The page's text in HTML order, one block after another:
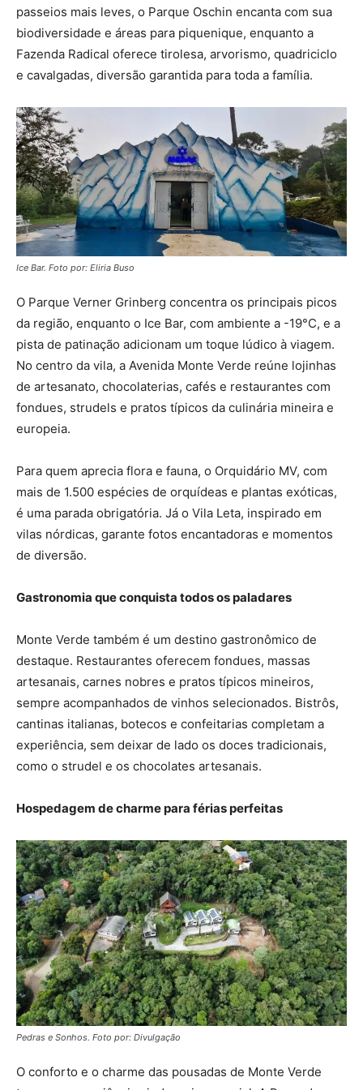
passeios mais leves, o Parque Oschin encanta com sua
biodiversidade e áreas para piquenique, enquanto a
Fazenda Radical oferece tirolesa, arvorismo, quadriciclo
e cavalgadas, diversão garantida para toda a família.
Ice Bar. Foto por: Eliria Buso
O Parque Verner Grinberg concentra os principais picos
da região, enquanto o Ice Bar, com ambiente a -19°C, e a
pista de patinação adicionam um toque lúdico à viagem.
No centro da vila, a Avenida Monte Verde reúne lojinhas
de artesanato, chocolaterias, cafés e restaurantes com
fondues, strudels e pratos típicos da culinária mineira e
europeia.
Para quem aprecia flora e fauna, o Orquidário MV, com
mais de 1.500 espécies de orquídeas e plantas exóticas,
é uma parada obrigatória. Já o Vila Leta, inspirado em
vilas nórdicas, garante fotos encantadoras e momentos
de diversão.
Gastronomia que conquista todos os paladares
Monte Verde também é um destino gastronômico de
destaque. Restaurantes oferecem fondues, massas
artesanais, carnes nobres e pratos típicos mineiros,
sempre acompanhados de vinhos selecionados. Bistrôs,
cantinas italianas, botecos e confeitarias completam a
experiência, sem deixar de lado os doces tradicionais,
como o strudel e os chocolates artesanais.
Hospedagem de charme para férias perfeitas
Pedras e Sonhos. Foto por: Divulgação
O conforto e o charme das pousadas de Monte Verde